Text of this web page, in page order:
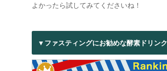
よかったら試してみてくださいね！
▼ファスティングにお勧めな酵素ドリンク